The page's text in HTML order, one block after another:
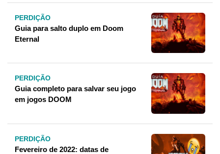
PERDIÇÃO
Guia para salto duplo em Doom
Eternal
PERDIÇÃO
Guia completo para salvar seu jogo
em jogos DOOM
PERDIÇÃO
Fevereiro de 2022: datas de